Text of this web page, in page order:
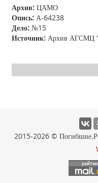
Архив: ЦАМО
Опись: А-64238
Дело: №15
Источник: Архив АГСМЦ
2015-2026 ©